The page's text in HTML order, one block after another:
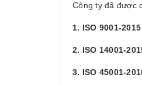
Công ty đã được
1. ISO 9001-
2. ISO 14001-
3. ISO 45001-